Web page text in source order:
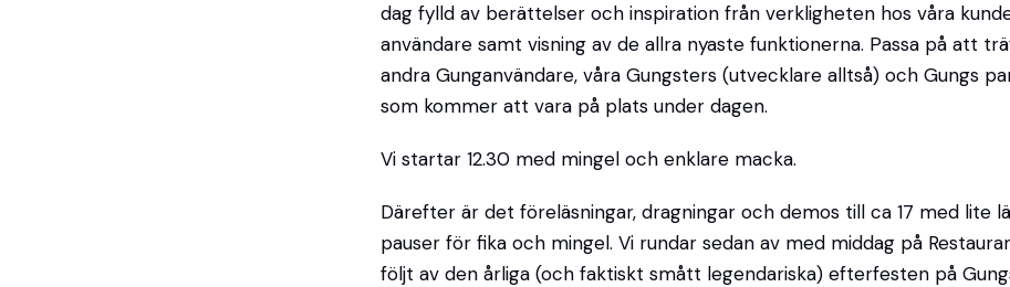
dag fylld av berättelser och inspiration från verkligheten hos våra
användare samt visning av de allra nyaste funktionerna. Passa på att
andra Gunganvändare, våra Gungsters (utvecklare alltså) och Gungs
som kommer att vara på plats under dagen.
Vi startar 12.30 med mingel och enklare macka.
Därefter är det föreläsningar, dragningar och demos till ca 17 med lite
pauser för fika och mingel. Vi rundar sedan av med middag på
följt av den årliga (och faktiskt smått legendariska) efterfesten på